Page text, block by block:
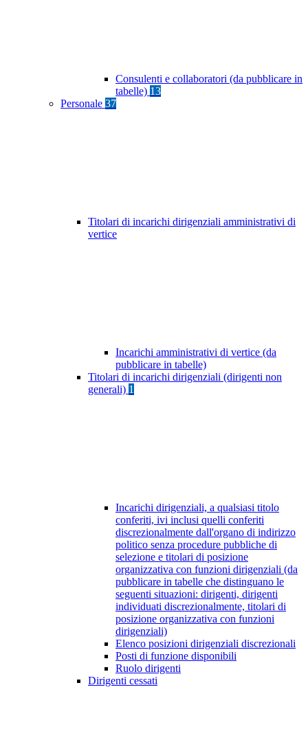
Consulenti e collaboratori (da pubblicare in
tabelle) 13
Personale 37
Titolari di incarichi dirigenziali amministrativi di
vertice
Incarichi amministrativi di vertice (da
pubblicare in tabelle)
Titolari di incarichi dirigenziali (dirigenti non
generali) 1
Incarichi dirigenziali, a qualsiasi titolo
conferiti, ivi inclusi quelli conferiti
discrezionalmente dall'organo di indirizzo
politico senza procedure pubbliche di
selezione e titolari di posizione
organizzativa con funzioni dirigenziali (da
pubblicare in tabelle che distinguano le
seguenti situazioni: dirigenti, dirigenti
individuati discrezionalmente, titolari di
posizione organizzativa con funzioni
dirigenziali)
Elenco posizioni dirigenziali discrezionali
Posti di funzione disponibili
Ruolo dirigenti
Dirigenti cessati